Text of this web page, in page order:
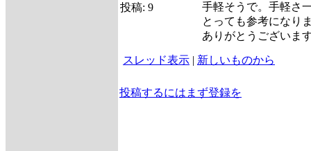
投稿: 9
手軽そうで。手軽さ
とっても参考になり
ありがとうございま
スレッド表示 | 新しいものから
投稿するにはまず登録を